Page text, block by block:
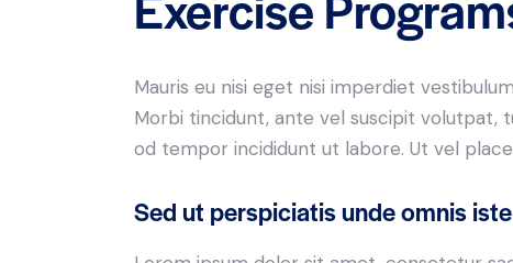
Mauris eu nisi eget nisi imperdiet
Morbi tincidunt, ante vel suscipit volutpat,
od tempor incididunt ut labore. Ut vel
Sed ut perspiciatis unde omnis